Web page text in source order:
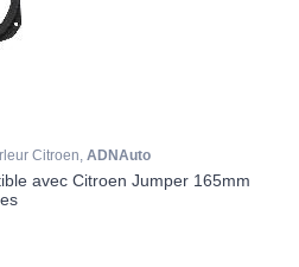
Citroen, ADNAuto
avec Citroen Jumper 165mm